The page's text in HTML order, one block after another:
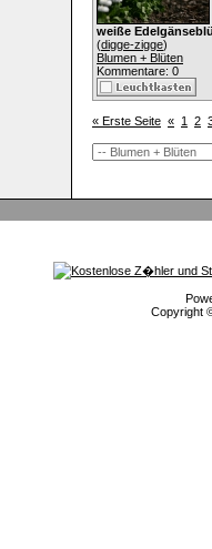
weiße
(digge-zigge)
Blumen + Blüten
Kommentare: 0
« Erste Seite « 1 2
Copyright